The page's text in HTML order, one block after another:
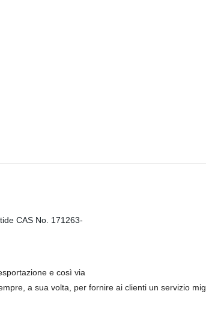
e così via
a sua volta, per fornire ai clienti un servizio